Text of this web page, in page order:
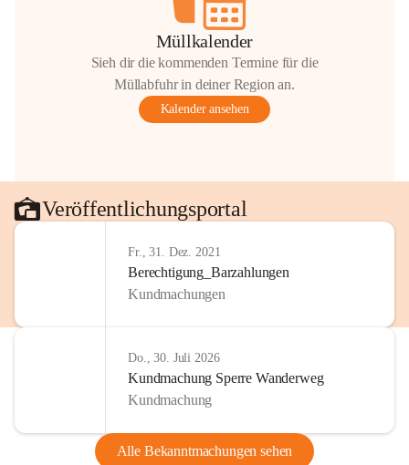
Müllkalender
Sieh dir die kommenden Termine für die
Müllabfuhr in deiner Region an.
Kalender ansehen
Veröffentlichungsportal
Fr., 31. Dez. 2021
Berechtigung_Barzahlungen
Kundmachungen
Do., 30. Juli 2026
Kundmachung Sperre Wanderweg
Kundmachung
Alle Bekanntmachungen sehen